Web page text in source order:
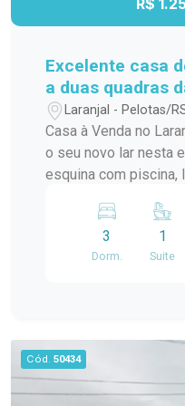
R$
Excelente casa
a duas quadras
Laranjal - Pelotas/
Casa à Venda no Laranjal
o seu novo lar nesta
esquina com piscina,
da praia. Com 240
sobrado é ideal para
praticidade. No térreo, você encontrará uma
confraternização. O
uma aconchegante
que traz luz natural e
3
Dorm.
1
Suite
Cód. 50434